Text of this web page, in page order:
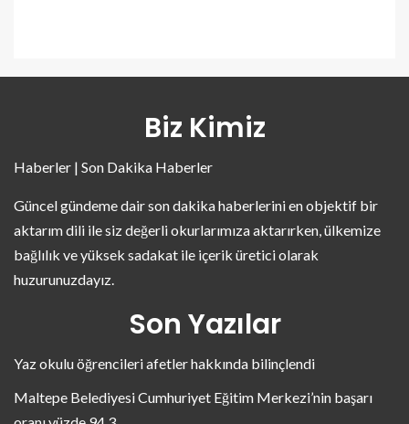
Biz Kimiz
Haberler | Son Dakika Haberler
Güncel gündeme dair son dakika haberlerini en objektif bir
aktarım dili ile siz değerli okurlarımıza aktarırken, ülkemize
bağlılık ve yüksek sadakat ile içerik üretici olarak
huzurunuzdayız.
Son Yazılar
Yaz okulu öğrencileri afetler hakkında bilinçlendi
Maltepe Belediyesi Cumhuriyet Eğitim Merkezi’nin başarı